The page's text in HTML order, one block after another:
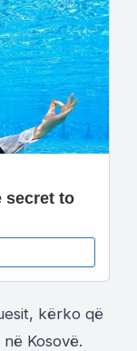
kërko që
Kosovë.